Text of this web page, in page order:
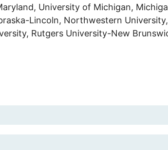
University of Michigan,
Lincoln, Northwestern
Rutgers University-New